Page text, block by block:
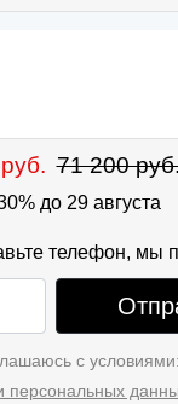
71 200
до 29 августа
телефон, мы
с условиями:
персональных